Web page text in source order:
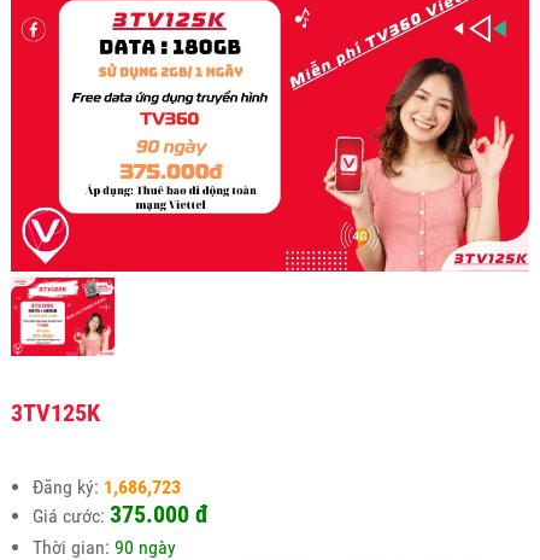
3TV125K
Đăng ký: 1,686,723
Giá cước: 375.000 đ
Thời gian: 90 ngày